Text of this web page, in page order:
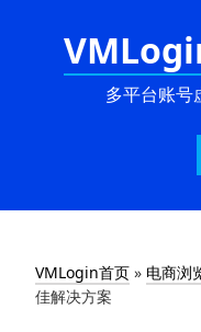
多平台账号
VMLogin首页 » 电商浏
佳解决方案